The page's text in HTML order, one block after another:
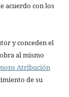
acuerdo con los
y conceden el
al mismo
Atribución
de su